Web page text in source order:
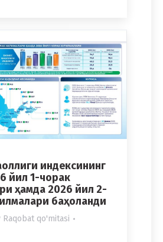
индексининг
йил 1-чорак
ҳамда 2026 йил 2-
баҳоланди
Raqobat qo'mitasi